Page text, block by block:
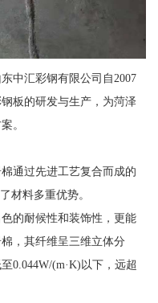
中汇彩钢有限公司自2007
板的研发与生产，为菏泽
。
通过先进工艺复合而成的
材料多重优势。
的耐候性和装饰性，更能
，其纤维呈三维立体分
0.044W/(m·K)以下，远超